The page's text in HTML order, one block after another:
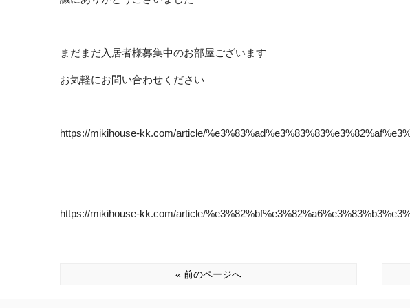
まだまだ入居者様募集中のお部屋ございます
お気軽にお問い合わせください
https://mikihouse-kk.com/article/
https://mikihouse-kk.com/article/
« 前のページへ